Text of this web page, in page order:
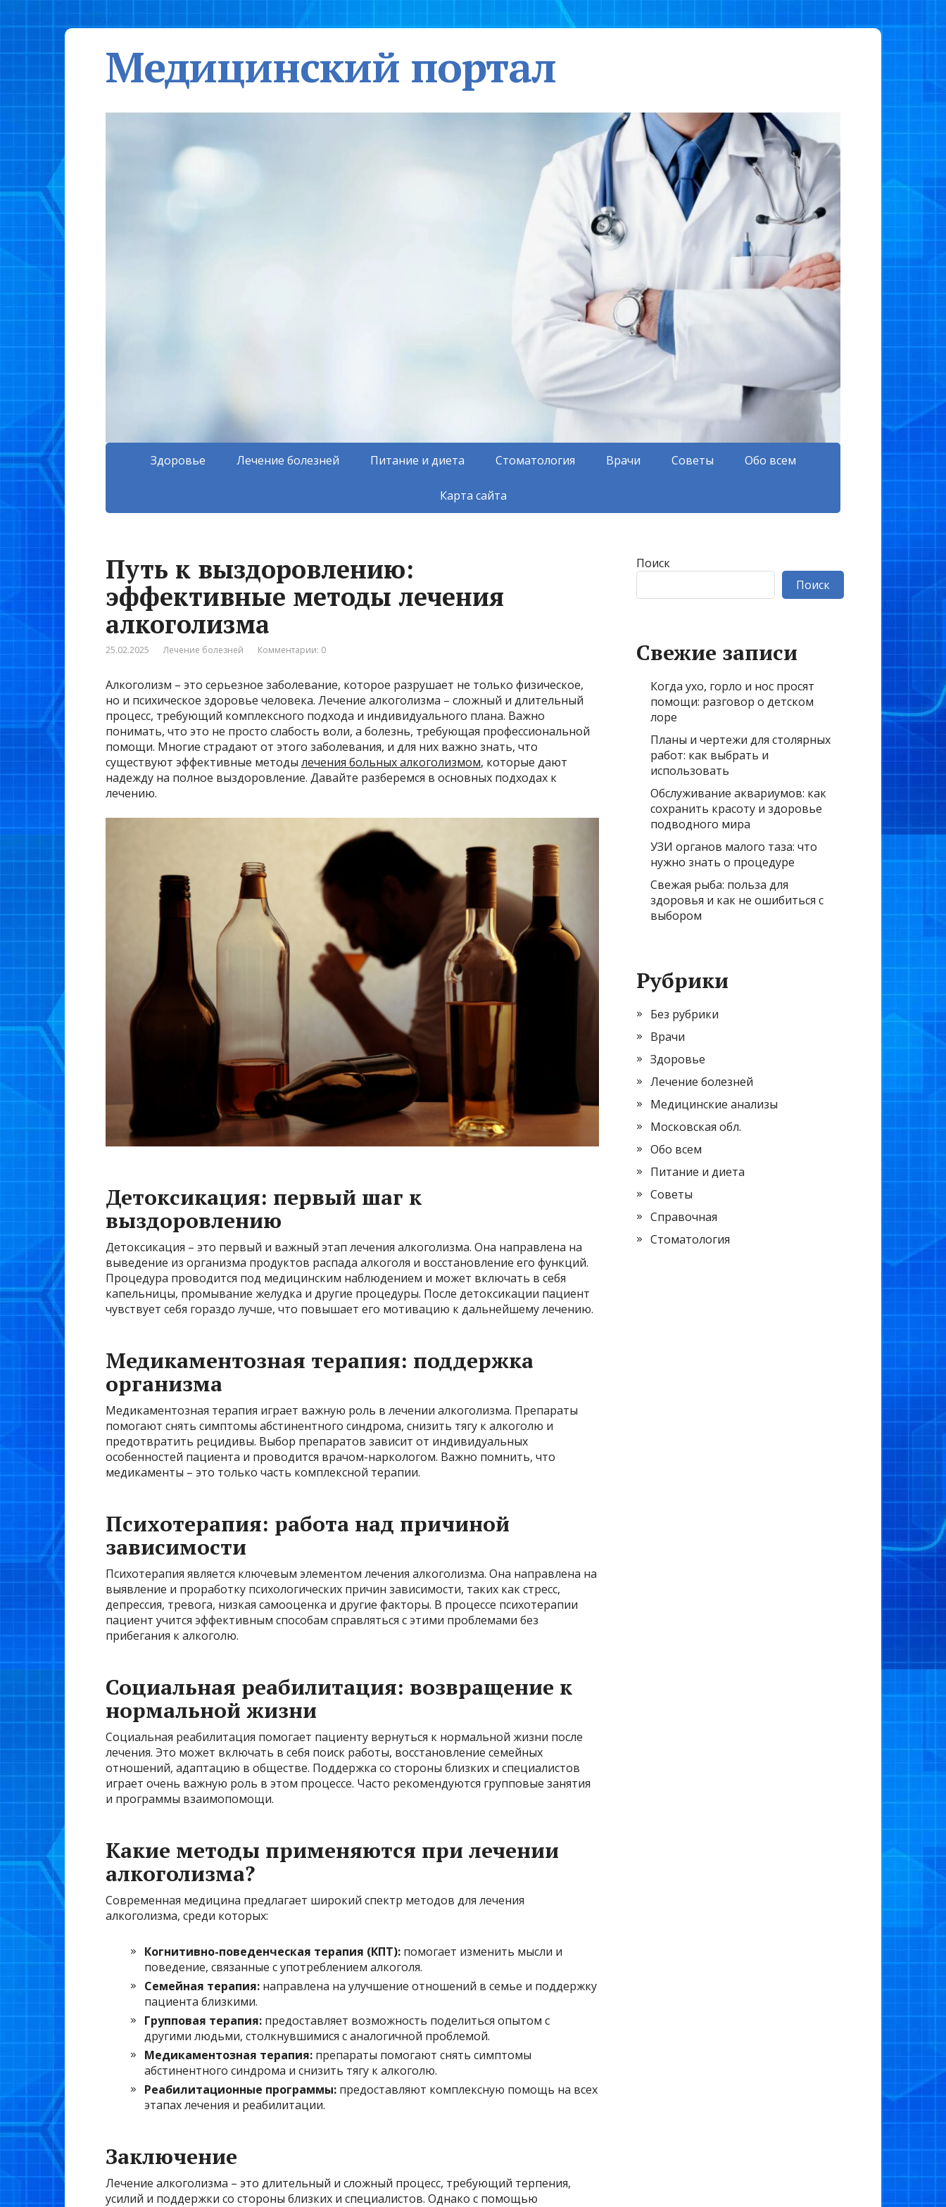
Медицинский портал
Здоровье Лечение болезней Питание и диета Стоматология Врачи Советы Обо всем
Карта сайта
Путь к выздоровлению:
эффективные методы лечения
алкоголизма
25.02.2025 Лечение болезней Комментарии: 0
Алкоголизм – это серьезное заболевание, которое разрушает не только физическое,
но и психическое здоровье человека. Лечение алкоголизма – сложный и длительный
процесс, требующий комплексного подхода и индивидуального плана. Важно
понимать, что это не просто слабость воли, а болезнь, требующая профессиональной
помощи. Многие страдают от этого заболевания, и для них важно знать, что
существуют эффективные методы лечения больных алкоголизмом, которые дают
надежду на полное выздоровление. Давайте разберемся в основных подходах к
лечению.
Детоксикация: первый шаг к
выздоровлению
Детоксикация – это первый и важный этап лечения алкоголизма. Она направлена на
выведение из организма продуктов распада алкоголя и восстановление его функций.
Процедура проводится под медицинским наблюдением и может включать в себя
капельницы, промывание желудка и другие процедуры. После детоксикации пациент
чувствует себя гораздо лучше, что повышает его мотивацию к дальнейшему лечению.
Медикаментозная терапия: поддержка
организма
Медикаментозная терапия играет важную роль в лечении алкоголизма. Препараты
помогают снять симптомы абстинентного синдрома, снизить тягу к алкоголю и
предотвратить рецидивы. Выбор препаратов зависит от индивидуальных
особенностей пациента и проводится врачом-наркологом. Важно помнить, что
медикаменты – это только часть комплексной терапии.
Психотерапия: работа над причиной
зависимости
Психотерапия является ключевым элементом лечения алкоголизма. Она направлена на
выявление и проработку психологических причин зависимости, таких как стресс,
депрессия, тревога, низкая самооценка и другие факторы. В процессе психотерапии
пациент учится эффективным способам справляться с этими проблемами без
прибегания к алкоголю.
Социальная реабилитация: возвращение к
нормальной жизни
Социальная реабилитация помогает пациенту вернуться к нормальной жизни после
лечения. Это может включать в себя поиск работы, восстановление семейных
отношений, адаптацию в обществе. Поддержка со стороны близких и специалистов
играет очень важную роль в этом процессе. Часто рекомендуются групповые занятия
и программы взаимопомощи.
Какие методы применяются при лечении
алкоголизма?
Современная медицина предлагает широкий спектр методов для лечения
алкоголизма, среди которых:
Когнитивно-поведенческая терапия (КПТ): помогает изменить мысли и
поведение, связанные с употреблением алкоголя.
Семейная терапия: направлена на улучшение отношений в семье и поддержку
пациента близкими.
Групповая терапия: предоставляет возможность поделиться опытом с
другими людьми, столкнувшимися с аналогичной проблемой.
Медикаментозная терапия: препараты помогают снять симптомы
абстинентного синдрома и снизить тягу к алкоголю.
Реабилитационные программы: предоставляют комплексную помощь на всех
этапах лечения и реабилитации.
Заключение
Лечение алкоголизма – это длительный и сложный процесс, требующий терпения,
усилий и поддержки со стороны близких и специалистов. Однако с помощью
Поиск
Поиск
Свежие записи
Когда ухо, горло и нос просят
помощи: разговор о детском
лоре
Планы и чертежи для столярных
работ: как выбрать и
использовать
Обслуживание аквариумов: как
сохранить красоту и здоровье
подводного мира
УЗИ органов малого таза: что
нужно знать о процедуре
Свежая рыба: польза для
здоровья и как не ошибиться с
выбором
Рубрики
Без рубрики
Врачи
Здоровье
Лечение болезней
Медицинские анализы
Московская обл.
Обо всем
Питание и диета
Советы
Справочная
Стоматология